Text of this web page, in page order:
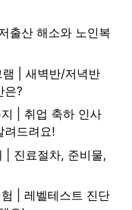
출산 해소와 노인복
램 | 새벽반/저녁반
은?
| 취업 축하 인사
려드려요!
| 진료절차, 준비물,
| 레벨테스트 진단